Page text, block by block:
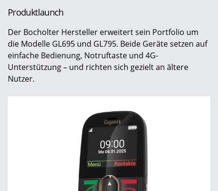
Produktlaunch
Der Bocholter Hersteller erweitert sein Portfolio um
die Modelle GL695 und GL795. Beide Geräte setzen auf
einfache Bedienung, Notruftaste und 4G-
Unterstützung – und richten sich gezielt an ältere
Nutzer.